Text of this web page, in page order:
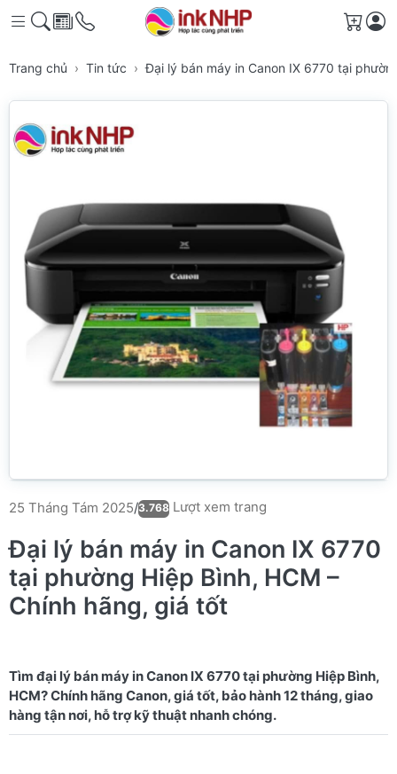
Giỏ
Trang chủ Tin tức Đại lý bán máy in Canon IX 6770 tại
25 Tháng Tám 2025/3.768 Lượt xem trang
Đại lý bán máy in Canon IX 6770
tại phường Hiệp Bình, HCM –
Chính hãng, giá tốt
Tìm đại lý bán máy in Canon IX 6770 tại phường Hiệp Bình,
HCM? Chính hãng Canon, giá tốt, bảo hành 12 tháng, giao